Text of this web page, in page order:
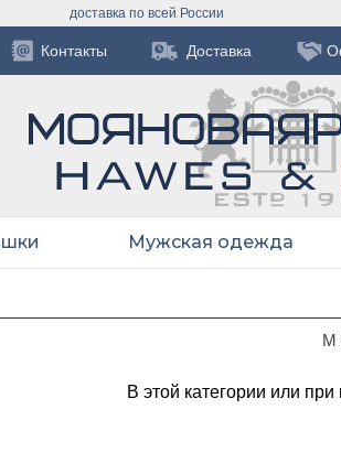
доставка по всей России
Контакты Доставка
Мужская одежда
В этой категории или